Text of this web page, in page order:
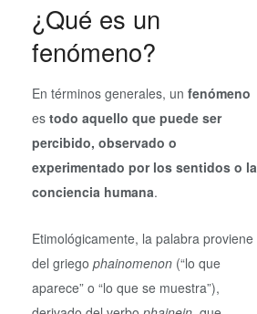
¿Qué es un
fenómeno?
En términos generales, un fenómeno
es todo aquello que puede ser
percibido, observado o
experimentado por los sentidos o la
conciencia humana.
Etimológicamente, la palabra proviene
del griego phainomenon (“lo que
aparece” o “lo que se muestra”),